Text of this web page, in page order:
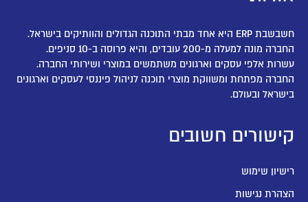
חשבשבת ERP היא אחד מבתי התוכנה הגדולים והוותיקים בישראל.
החברה מונה למעלה מ-200 עובדים, והיא פרוסה ב-10 סניפים.
עשרות אלפי עסקים וארגונים משתמשים במוצרי ושירותי החברה.
החברה מפתחת ומשווקת מוצרי תוכנה לניהול פיננסי לעסקים וארגונים
בישראל ובעולם.
קישורים חשובים
רישיון שימוש
הצהרת נגישות